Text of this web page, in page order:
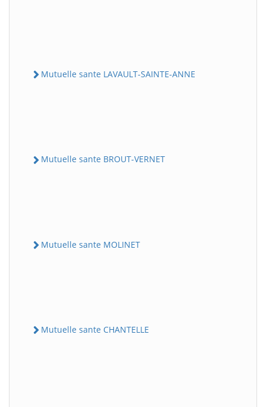
Mutuelle sante LAVAULT-SAINTE-ANNE
Mutuelle sante BROUT-VERNET
Mutuelle sante MOLINET
Mutuelle sante CHANTELLE